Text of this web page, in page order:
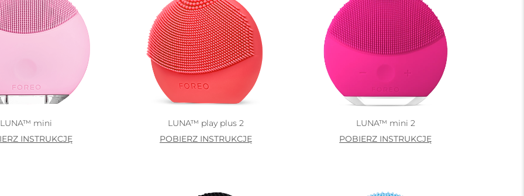
LUNA™ mini
INSTRUKCJĘ
LUNA™ play plus 2
POBIERZ INSTRUKCJĘ
LUNA™ mini 2
POBIERZ INSTRUKCJĘ